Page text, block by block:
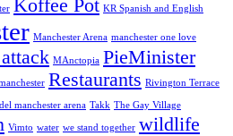
Koffee Pot KR Spanish and English
Manchester Arena manchester one love
MAnctopia PieMinister
Restaurants Rivington Terrace
manchester arena Takk The Gay Village
Vimto water we stand together wildlife